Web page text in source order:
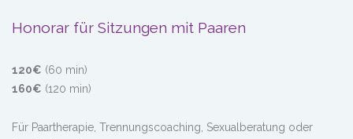
Honorar für Sitzungen mit Paaren
120€ (60 min)
160€ (120 min)
Für Paartherapie, Trennungscoaching, Sexualberatung oder